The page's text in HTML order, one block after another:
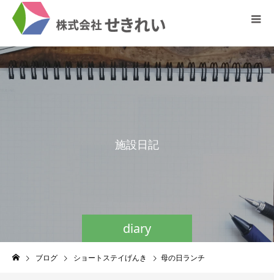
diary
施設日記
ブログ ショートステイげんき 母の日ランチ